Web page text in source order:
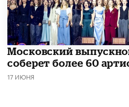
Московский
соберет более 60
17 ИЮНЯ